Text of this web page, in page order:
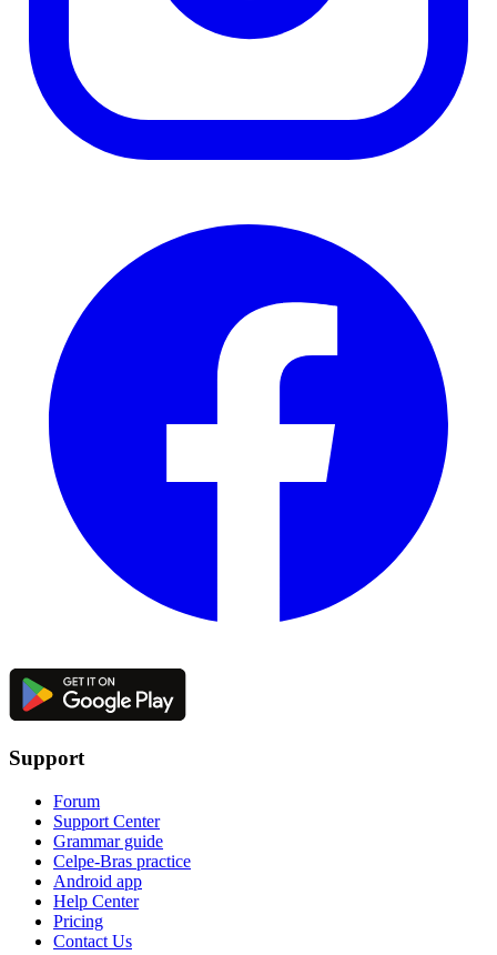
Support
Forum
Support Center
Grammar guide
Celpe-Bras practice
Android app
Help Center
Pricing
Contact Us